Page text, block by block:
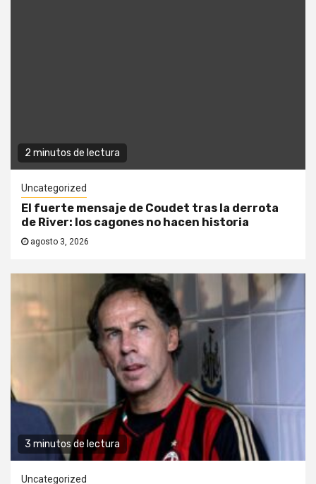
2 minutos de lectura
Uncategorized
El fuerte mensaje de Coudet tras la derrota
de River: los cagones no hacen historia
agosto 3, 2026
3 minutos de lectura
Uncategorized